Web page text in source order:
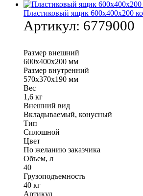
Пластиковый ящик 600х400х200
Артикул: 6779000
Размер внешний
600х400х200 мм
Размер внутренний
570х370х190 мм
Вес
1,6 кг
Внешний вид
Вкладываемый, конусный
Тип
Сплошной
Цвет
По желанию заказчика
Объем, л
40
Грузоподъемность
40 кг
Артикул